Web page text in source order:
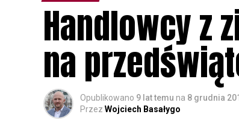
Handlowcy z
na
Opublikowano 9 lat temu na 8 grudnia
Przez Wojciech Basałygo